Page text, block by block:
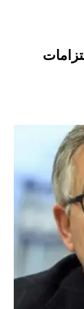
التزامات